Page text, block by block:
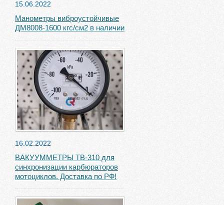
15.06.2022
Манометры виброустойчивые
ДМ8008-1600 кгс/см2 в наличии
16.02.2022
ВАКУУММЕТРЫ ТВ-310 для
синхронизации карбюраторов
мотоциклов. Доставка по РФ!